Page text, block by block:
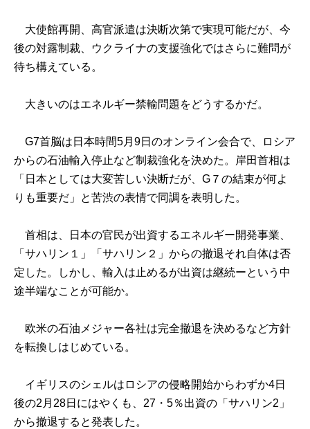
大使館再開、高官派遣は決断次第で実現可能だが、今
後の対露制裁、ウクライナの支援強化ではさらに難問が
待ち構えている。
大きいのはエネルギー禁輸問題をどうするかだ。
G7首脳は日本時間5月9日のオンライン会合で、ロシア
からの石油輸入停止など制裁強化を決めた。岸田首相は
「日本としては大変苦しい決断だが、G７の結束が何よ
りも重要だ」と苦渋の表情で同調を表明した。
首相は、日本の官民が出資するエネルギー開発事業、
「サハリン１」「サハリン２」からの撤退それ自体は否
定した。しかし、輸入は止めるが出資は継続ーという中
途半端なことが可能か。
欧米の石油メジャー各社は完全撤退を決めるなど方針
を転換しはじめている。
イギリスのシェルはロシアの侵略開始からわずか4日
後の2月28日にはやくも、27・5％出資の「サハリン2」
から撤退すると発表した。